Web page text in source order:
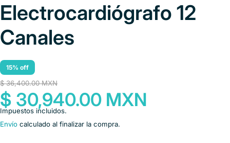
Electrocardiógrafo 12
Canales
15% off
$ 36,400.00 MXN
$ 30,940.00 MXN
Impuestos incluidos.
Envío calculado al finalizar la compra.